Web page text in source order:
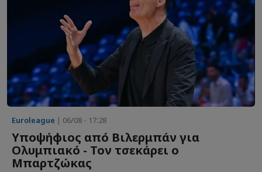
Euroleague | 06/08 - 17:28
Υποψήφιος από Βιλερμπάν για
Ολυμπιακό - Τον τσεκάρει ο
Μπαρτζώκας